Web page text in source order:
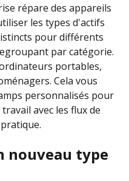
répare des appareils
les types d'actifs
pour différents
par catégorie.
portables,
Cela vous
personnalisés pour
avec les flux de
nouveau type